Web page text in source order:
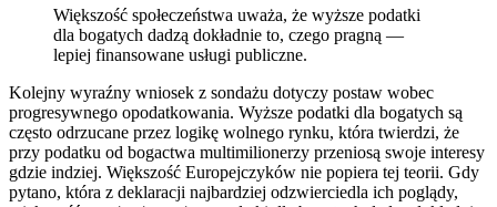
Większość społeczeństwa uważa, że wyższe podatki
dla bogatych dadzą dokładnie to, czego pragną —
lepiej finansowane usługi publiczne.
Kolejny wyraźny wniosek z sondażu dotyczy postaw wobec
progresywnego opodatkowania. Wyższe podatki dla bogatych są
często odrzucane przez logikę wolnego rynku, która twierdzi, że
przy podatku od bogactwa multimilionerzy przeniosą swoje interesy
gdzie indziej. Większość Europejczyków nie popiera tej teorii. Gdy
pytano, która z deklaracji najbardziej odzwierciedla ich poglądy,